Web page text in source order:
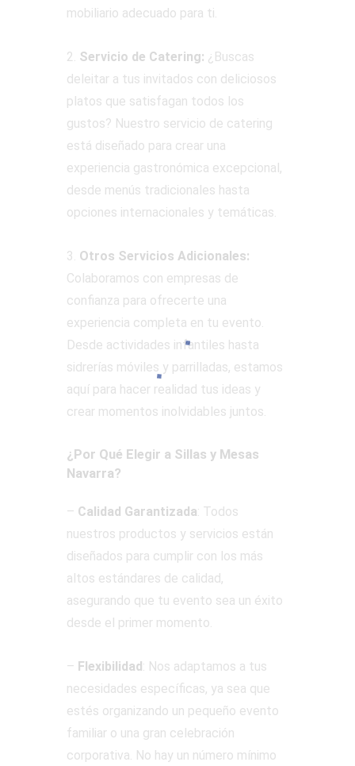
mobiliario adecuado para ti.
2. Servicio de Catering: ¿Buscas
deleitar a tus invitados con deliciosos
platos que satisfagan todos los
gustos? Nuestro servicio de catering
está diseñado para crear una
experiencia gastronómica excepcional,
desde menús tradicionales hasta
opciones internacionales y temáticas.
3. Otros Servicios Adicionales:
Colaboramos con empresas de
confianza para ofrecerte una
experiencia completa en tu evento.
Desde actividades infantiles hasta
sidrerías móviles y parrilladas, estamos
aquí para hacer realidad tus ideas y
crear momentos inolvidables juntos.
¿Por Qué Elegir a Sillas y Mesas
Navarra?
– Calidad Garantizada: Todos
nuestros productos y servicios están
diseñados para cumplir con los más
altos estándares de calidad,
asegurando que tu evento sea un éxito
desde el primer momento.
– Flexibilidad: Nos adaptamos a tus
necesidades específicas, ya sea que
estés organizando un pequeño evento
familiar o una gran celebración
corporativa. No hay un número mínimo